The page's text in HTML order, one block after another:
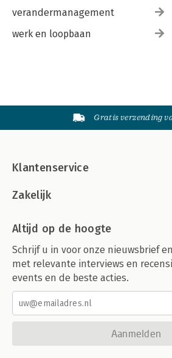
verandermanagement
werk en loopbaan
Gratis verzending
Klantenservice
Zakelijk
Altijd op de hoogte
Schrijf u in voor onze nieuwsbrief
met relevante interviews en
events en de beste acties.
Aanmelden